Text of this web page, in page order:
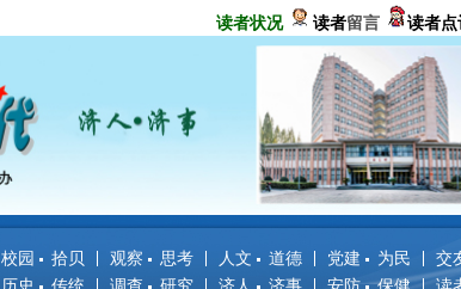
读者状况 读者留言 读者点
校园 拾贝 观察 思考 人文 道德 党建 为民 交